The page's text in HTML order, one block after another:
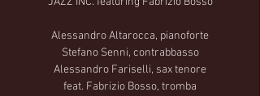
Alessandro Altarocca, pianoforte
Stefano Senni, contrabbasso
Alessandro Fariselli, sax tenore
feat. Fabrizio Bosso, tromba